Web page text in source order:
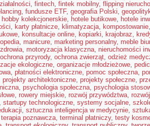
, fintech, fintek mobilny, flipping
, fundusze ETF, geografia Polski,
hobby kolekcjonerskie, hotele butikowe, hotele
, karty płatnicze, klimatyzacja, kompostowanie
, konsultacje online, kopiarki, krajobraz,
, manicure, marketing personalny, meble
, motoryzacja klasyczna, nieruchomości
ochrona przyrody, ochrona zwierząt, odzież
ekologiczne, organizacje młodzieżowe,
, płatności elektroniczne, pomoc społeczna,
projekty architektoniczne, projekty społeczne,
, psychologia społeczna, psychologia
, rowery miejskie, rozwój przywództwa,
, startupy technologiczne, systemy socjalne,
, sztuczna inteligencja w medycynie,
terapia poznawcza, terminal płatniczy, testy